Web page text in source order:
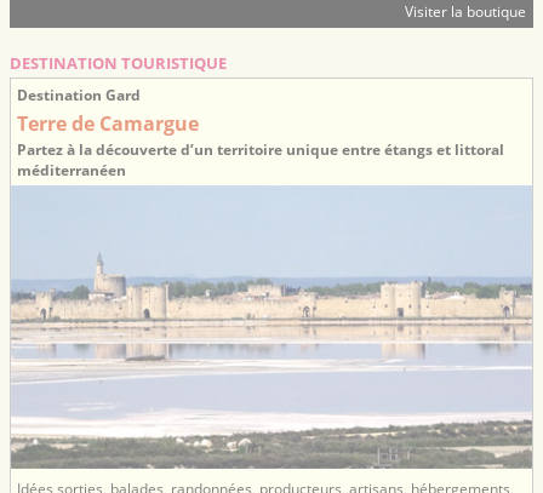
Visiter la boutique
DESTINATION TOURISTIQUE
Destination Gard
Terre de Camargue
Partez à la découverte d’un territoire unique entre étangs et littoral
méditerranéen
Idées sorties, balades, randonnées, producteurs, artisans, hébergements,